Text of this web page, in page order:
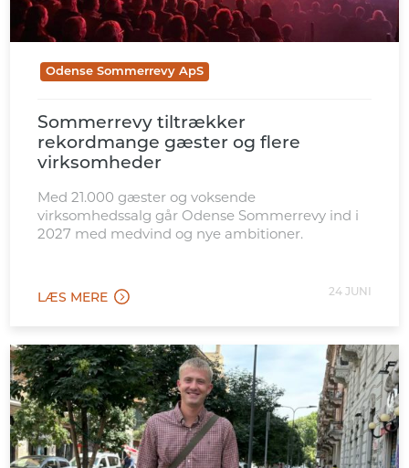
Odense Sommerrevy ApS
Sommerrevy tiltrækker
rekordmange gæster og flere
virksomheder
Med 21.000 gæster og voksende
virksomhedssalg går Odense Sommerrevy ind i
2027 med medvind og nye ambitioner.
LÆS MERE 24 JUNI